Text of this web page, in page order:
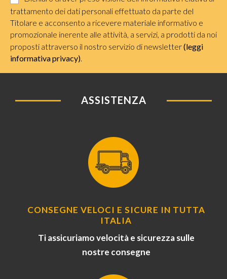
trattamento dei dati personali effettuato da parte del
Titolare e acconsento a ricevere materiale informativo e
promozionale inerente alle attività, a servizi, a prodotti da noi
proposti attraverso il nostro servizio di newsletter(leggi
informativa privacy)
ASSISTENZA
CONSEGNE VELOCI E SICURE IN TUTTA
ITALIA
Ti assicuriamo velocità e sicurezza sulle
nostre consegne